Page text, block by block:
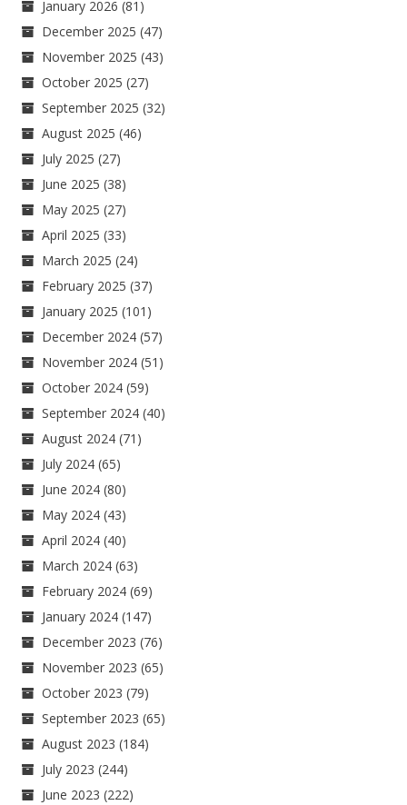
January 2026 (81)
December 2025 (47)
November 2025 (43)
October 2025 (27)
September 2025 (32)
August 2025 (46)
July 2025 (27)
June 2025 (38)
May 2025 (27)
April 2025 (33)
March 2025 (24)
February 2025 (37)
January 2025 (101)
December 2024 (57)
November 2024 (51)
October 2024 (59)
September 2024 (40)
August 2024 (71)
July 2024 (65)
June 2024 (80)
May 2024 (43)
April 2024 (40)
March 2024 (63)
February 2024 (69)
January 2024 (147)
December 2023 (76)
November 2023 (65)
October 2023 (79)
September 2023 (65)
August 2023 (184)
July 2023 (244)
June 2023 (222)